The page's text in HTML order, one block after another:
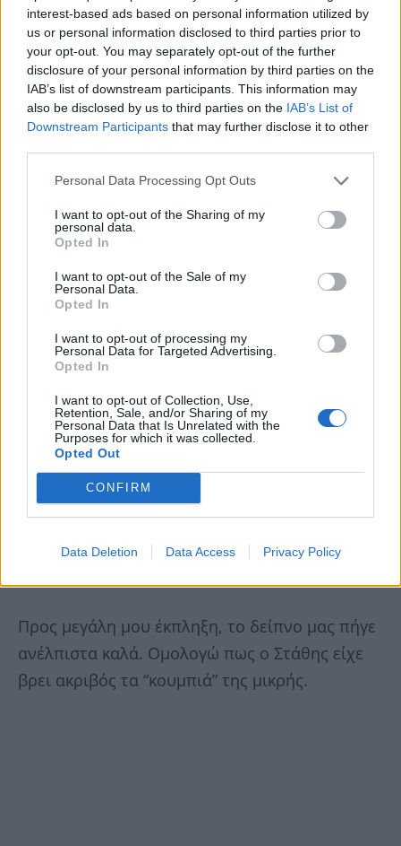
interest-based ads based on personal information utilized by
us or personal information disclosed to third parties prior to
your opt-out. You may separately opt-out of the further
disclosure of your personal information by third parties on the
IAB’s list of downstream participants. This information may
also be disclosed by us to third parties on the IAB’s List of
Downstream Participants that may further disclose it to other
Personal Data Processing Opt Outs
I want to opt-out of the Sharing of my
personal data.
Opted In
I want to opt-out of the Sale of my
Personal Data.
Opted In
I want to opt-out of processing my
Personal Data for Targeted Advertising.
Opted In
I want to opt-out of Collection, Use,
Retention, Sale, and/or Sharing of my
Personal Data that Is Unrelated with the
Purposes for which it was collected.
Opted Out
CONFIRM
Data Deletion Data Access Privacy Policy
είχε αντιδράσει άσχημα αλλά με το καιρό
συνήθισε στην ιδέα ότι βγαίνω με κάποιον.
Έτσι λοιπόν πήρα την απόφαση και οργάνωσα
ένα τραπέζι στο σπίτι ώστε να γνωριστούν
επιτέλους και από κοντά Ο Στάθης με την κόρη
Προς μεγάλη μου έκπληξη, το δείπνο μας πήγε
ανέλπιστα καλά. Ομολογώ πως ο Στάθης είχε
βρει ακριβός τα “κουμπιά” της μικρής.